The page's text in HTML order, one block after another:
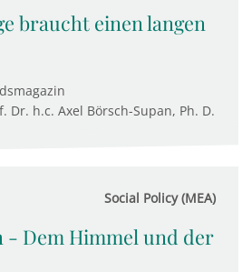
braucht einen langen
Dr. h.c. Axel Börsch-Supan, Ph. D.
Social Policy (MEA)
- Dem Himmel und der